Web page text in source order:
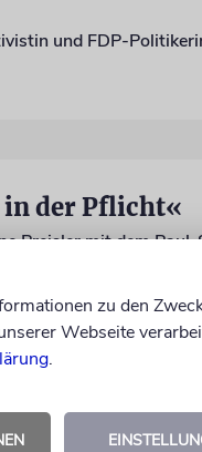
der Pflicht«
zu den
Webseite
.